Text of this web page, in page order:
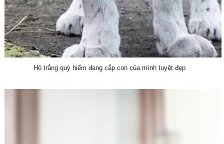
Hỏ trắng quý hiếm đang cắp con của mình tuyệt đẹp